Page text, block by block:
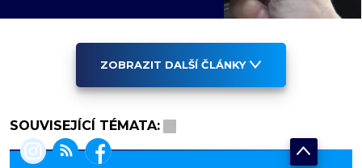
ZOBRAZIT DALŠÍ ČLÁNKY
SOUVISEJÍCÍ TÉMATA: